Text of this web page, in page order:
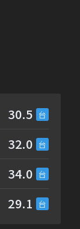
30.5
32.0
34.0
29.1